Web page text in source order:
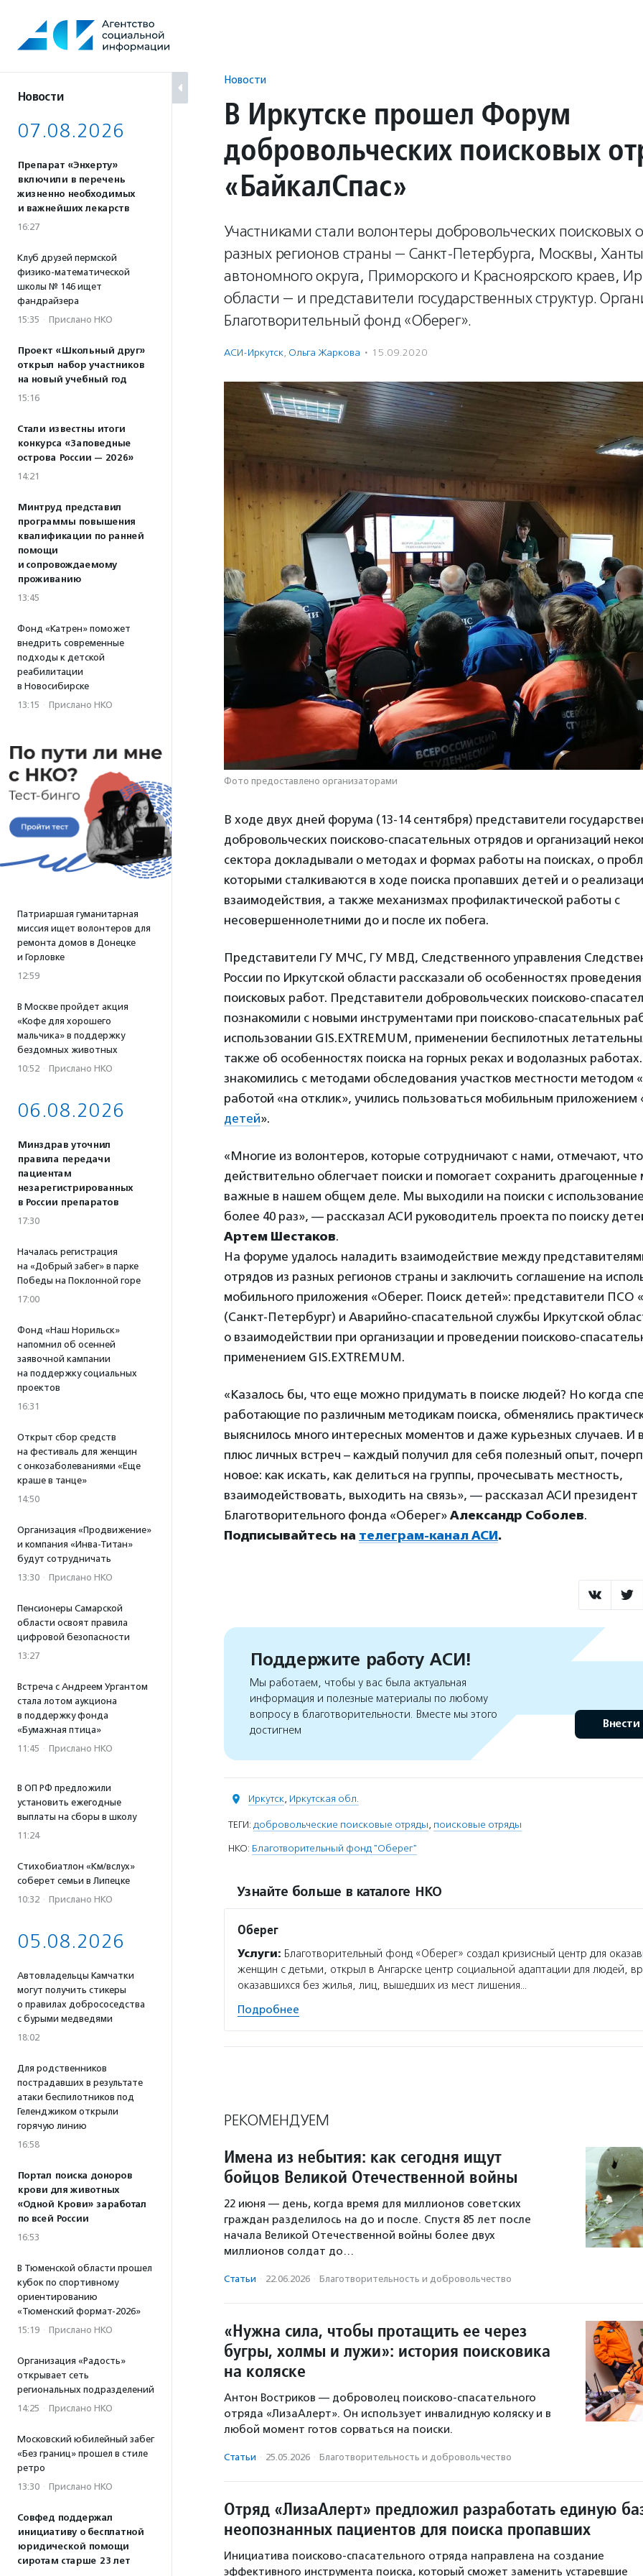
содержанию
Новости
07.08.2026
Препарат «Энхерту»
включили в перечень
жизненно необходимых
и важнейших лекарств
16:27
Клуб друзей пермской
физико-математической
школы № 146 ищет
фандрайзера
15:35 · Прислано НКО
Проект «Школьный друг»
открыл набор участников
на новый учебный год
15:16
Стали известны итоги
конкурса «Заповедные
острова России — 2026»
14:21
Минтруд представил
программы повышения
квалификации по ранней
помощи
и сопровождаемому
проживанию
13:45
Фонд «Катрен» поможет
внедрить современные
подходы к детской
реабилитации
в Новосибирске
13:15 · Прислано НКО
Патриаршая гуманитарная
миссия ищет волонтеров для
ремонта домов в Донецке
и Горловке
12:59
В Москве пройдет акция
«Кофе для хорошего
мальчика» в поддержку
бездомных животных
10:52 · Прислано НКО
06.08.2026
Минздрав уточнил
правила передачи
пациентам
незарегистрированных
в России препаратов
17:30
Началась регистрация
на «Добрый забег» в парке
Победы на Поклонной горе
17:00
Фонд «Наш Норильск»
напомнил об осенней
заявочной кампании
на поддержку социальных
проектов
16:31
Открыт сбор средств
на фестиваль для женщин
с онкозаболеваниями «Еще
краше в танце»
14:50
Организация «Продвижение»
и компания «Инва-Титан»
будут сотрудничать
13:30 · Прислано НКО
Пенсионеры Самарской
области освоят правила
цифровой безопасности
13:27
Встреча с Андреем Ургантом
стала лотом аукциона
в поддержку фонда
«Бумажная птица»
11:45 · Прислано НКО
В ОП РФ предложили
установить ежегодные
выплаты на сборы в школу
11:24
Стихобиатлон «Км/вслух»
соберет семьи в Липецке
10:32 · Прислано НКО
05.08.2026
Автовладельцы Камчатки
могут получить стикеры
о правилах добрососедства
с бурыми медведями
18:02
Для родственников
пострадавших в результате
атаки беспилотников под
Геленджиком открыли
горячую линию
16:58
Портал поиска доноров
крови для животных
«Одной Крови» заработал
по всей России
16:53
В Тюменской области прошел
кубок по спортивному
ориентированию
«Тюменский формат-2026»
15:19 · Прислано НКО
Организация «Радость»
открывает сеть
региональных подразделений
14:25 · Прислано НКО
Московский юбилейный забег
«Без границ» прошел в стиле
ретро
13:30 · Прислано НКО
Совфед поддержал
инициативу о бесплатной
юридической помощи
сиротам старше 23 лет
Новости
В Иркутске прошел Форум
добровольческих поисковых
«БайкалСпас»
Участниками стали волонтеры добровольческих поисковых
разных регионов страны — Санкт-Петербурга, Москвы,
автономного округа, Приморского и Красноярского краев,
области — и представители государственных структур.
Благотворительный фонд «Оберег».
АСИ-Иркутск, Ольга Жаркова · 15.09.2020
Фото предоставлено организаторами
В ходе двух дней форума (13-14 сентября) представители
добровольческих поисково-спасательных отрядов и организаций
сектора докладывали о методах и формах работы на поисках, о
которыми сталкиваются в ходе поиска пропавших детей и о
взаимодействия, а также механизмах профилактической работы с
несовершеннолетними до и после их побега.
Представители ГУ МЧС, ГУ МВД, Следственного управления
России по Иркутской области рассказали об особенностях
поисковых работ. Представители добровольческих поисково-
познакомили с новыми инструментами при поисково-спасательных
использовании GIS.EXTREMUM, применении беспилотных
также об особенностях поиска на горных реках и водолазных
знакомились с методами обследования участков местности методом
работой «на отклик», учились пользоваться мобильным приложением
детей».
«Многие из волонтеров, которые сотрудничают с нами, отмечают,
действительно облегчает поиски и помогает сохранить драгоценные
важные в нашем общем деле. Мы выходили на поиски с
более 40 раз», — рассказал АСИ руководитель проекта по поиску
Артем Шестаков.
На форуме удалось наладить взаимодействие между
отрядов из разных регионов страны и заключить соглашение на
мобильного приложения «Оберег. Поиск детей»: представители ПСО
(Санкт-Петербург) и Аварийно-спасательной службы Иркутской
о взаимодействии при организации и проведении поисково-
применением GIS.EXTREMUM.
«Казалось бы, что еще можно придумать в поиске людей? Но когда
работающие по различным методикам поиска, обменялись
выяснилось много интересных моментов и даже курьезных случаев. И
плюс личных встреч – каждый получил для себя полезный опыт,
новое: как искать, как делиться на группы, прочесывать местность,
взаимодействовать, выходить на связь», — рассказал АСИ президент
Благотворительного фонда «Оберег» Александр Соболев.
Подписывайтесь на телеграм-канал АСИ.
Поддержите работу АСИ!
Мы работаем, чтобы у вас была актуальная
информация и полезные материалы по любому
вопросу в благотворительности. Вместе мы этого
достигнем
Внести
Иркутск, Иркутская обл.
ТЕГИ: добровольческие поисковые отряды, поисковые отряды
НКО: Благотворительный фонд "Оберег"
Узнайте больше в каталоге НКО
Оберег
Услуги: Благотворительный фонд «Оберег» создал кризисный центр для
женщин с детьми, открыл в Ангарске центр социальной адаптации для людей,
оказавшихся без жилья, лиц, вышедших из мест лишения…
Подробнее
РЕКОМЕНДУЕМ
Имена из небытия: как сегодня ищут
бойцов Великой Отечественной войны
22 июня — день, когда время для миллионов советских
граждан разделилось на до и после. Спустя 85 лет после
начала Великой Отечественной войны более двух
миллионов солдат до…
Статьи · 22.06.2026 · Благотвори­тель­ность и доброволь­чест­во
«Нужна сила, чтобы протащить ее через
бугры, холмы и лужи»: история поисковика
на коляске
Антон Востриков — доброволец поисково-спасательного
отряда «ЛизаАлерт». Он использует инвалидную коляску и в
любой момент готов сорваться на поиски.
Статьи · 25.05.2026 · Благотвори­тель­ность и доброволь­чест­во
Отряд «ЛизаАлерт» предложил разработать единую
неопознанных пациентов для поиска пропавших
Инициатива поисково-спасательного отряда направлена на создание
эффективного инструмента поиска, который сможет заменить устаревшие